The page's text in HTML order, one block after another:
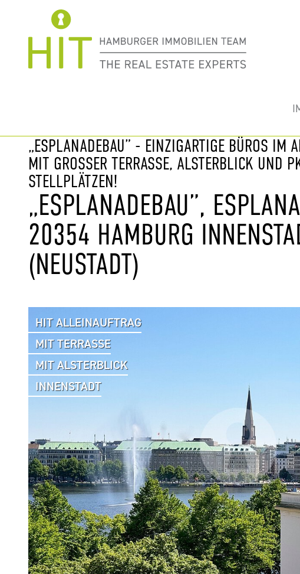
„ESPLANADEBAU” - EINZIGARTIGE BÜROS IM
MIT GROSSER TERRASSE, ALSTERBLICK UND
TELLPLÄTZEN!
„ESPLANADEBAU”,
20354 HAMBURG
(NEUSTADT)
HIT ALLEINAUFTRAG
MIT TERRASSE
MIT ALSTERBLICK
INNENSTADT